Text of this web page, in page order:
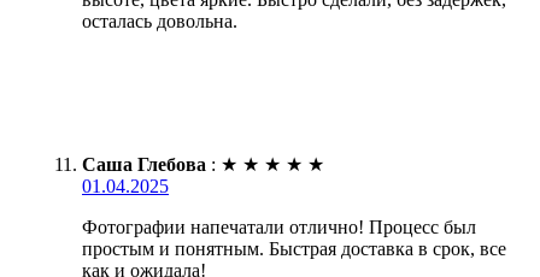
осталась довольна.
Саша Глебова : ★ ★ ★ ★ ★
01.04.2025
Фотографии напечатали отлично! Процесс был
простым и понятным. Быстрая доставка в срок, все
как и ожидала!